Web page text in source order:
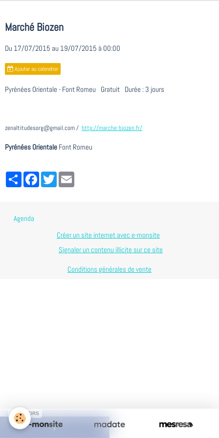
Marché Biozen
Du 17/07/2015 au 19/07/2015 à 00:00
Ajouter au calendrier
Pyrénées Orientale - Font Romeu Gratuit Durée : 3 jours
zenaltitudesorg@gmail.com http://marche-biozen.fr/
Pyrénées Orientale Font Romeu
PartagerFacebookTwitter
Agenda
Créer un site internet avec e-monsite
Signaler un contenu illicite sur ce site
Conditions générales de vente
SPONSORS